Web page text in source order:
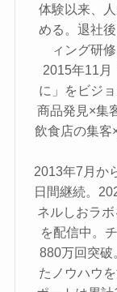
体験以来、
める。退社
ィング研
2015年11月
に」をビジ
商品発見×集
飲食店の集客
2013年7月か
日間継続。
ネルしおラ
を配信中。
880万回突破
たノウハウ